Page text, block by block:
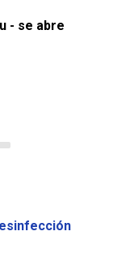
- se abre